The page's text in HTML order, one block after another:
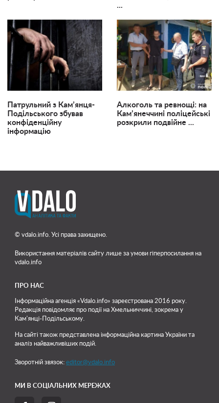
...
Патрульний з Кам’янця-
Подільського збував
конфіденційну
інформацію
Алкоголь та ревнощі: на
Кам’янеччині поліцейські
розкрили подвійне ...
© vdalo.info. Усі права захищено.
Використання матеріалів сайту лише за умови гіперпосилання на
vdalo.info
ПРО НАС
Інформаційна агенція «Vdalo.info» зареєстрована 2016 року.
Редакція повідомляє про події на Хмельниччині, зокрема у
Кам'янці-Подільському.
На сайті також представлена інформаційна картина України та
аналіз найважливіших подій.
Зворотній звязок: editor@vdalo.info
МИ В СОЦІАЛЬНИХ МЕРЕЖАХ